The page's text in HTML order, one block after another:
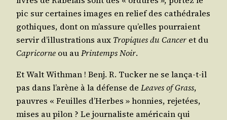
pic sur cer­taines images en relief des cathé­drales
gothiques, dont on m’as­sure qu’elles pour­raient
ser­vir d’illus­tra­tions aux Tro­piques du Can­cer et du
Capri­corne ou auPrin­temps Noir.
Et Walt With­man ! Benj. R. Tucker ne se lan­ça-t-il
pas dans l’a­rène à la défense de Leaves of Grass,
pauvres « Feuilles d’Herbes » hon­nies, reje­tées,
mises au pilon ? Le jour­na­liste amé­ri­cain qui